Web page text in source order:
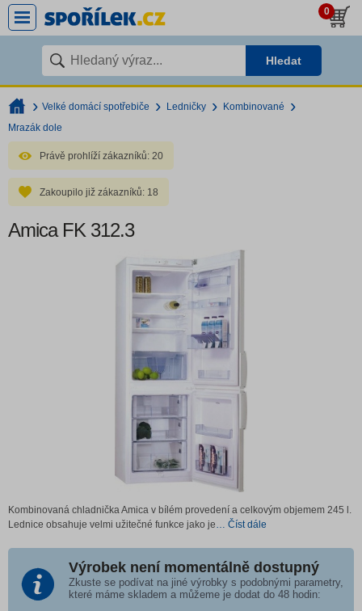
0
Hledat
Velké domácí spotřebiče Ledničky
Kombinované
Mrazák dole
Právě prohlíží zákazníků: 20
Zakoupilo již zákazníků: 18
Amica FK 312.3
Kombinovaná chladnička Amica v bílém provedení a celkovým objemem 245 l.
Lednice obsahuje velmi užitečné funkce jako je… Číst dále
Výrobek není momentálně dostupný
Zkuste se podívat na jiné výrobky s podobnými parametry,
které máme skladem a můžeme je dodat do 48 hodin: